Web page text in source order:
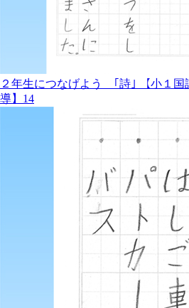
２年生につなげよう ｢詩｣ 【小１国
導】14